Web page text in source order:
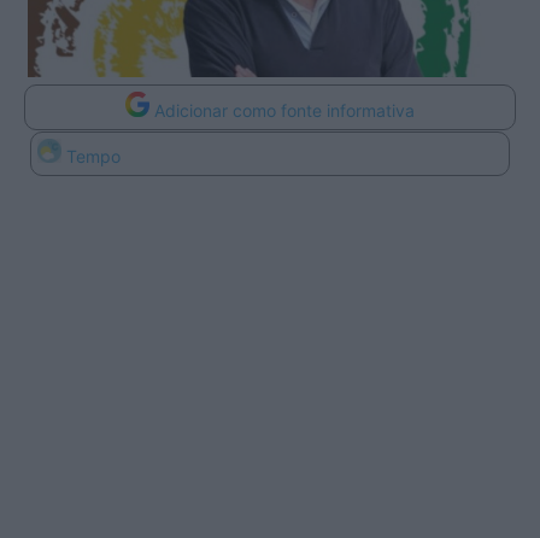
Adicionar como fonte informativa
Tempo